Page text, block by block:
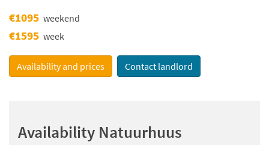
€1095 weekend
€1595 week
Availability and prices Contact landlord
Availability Natuurhuus